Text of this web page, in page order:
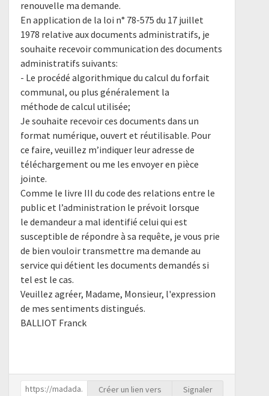
renouvelle ma demande.
En application de la loi n° 78-575 du 17 juillet
1978 relative aux documents administratifs, je
souhaite recevoir communication des documents
administratifs suivants:
- Le procédé algorithmique du calcul du forfait
communal, ou plus généralement la
méthode de calcul utilisée;
Je souhaite recevoir ces documents dans un
format numérique, ouvert et réutilisable. Pour
ce faire, veuillez m’indiquer leur adresse de
téléchargement ou me les envoyer en pièce
jointe.
Comme le livre III du code des relations entre le
public et l’administration le prévoit lorsque
le demandeur a mal identifié celui qui est
susceptible de répondre à sa requête, je vous prie
de bien vouloir transmettre ma demande au
service qui détient les documents demandés si
tel est le cas.
Veuillez agréer, Madame, Monsieur, l'expression
de mes sentiments distingués.
BALLIOT Franck
Créer un lien vers Signaler